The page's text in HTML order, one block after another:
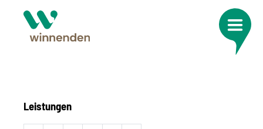
Leistungen